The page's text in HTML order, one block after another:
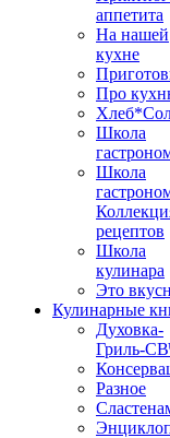
аппетита
На нашей
кухне
Про
Школа
Школа
рецептов
Школа
кулинара
Это
Кулинарные
Духовка-
Гриль-
Разное